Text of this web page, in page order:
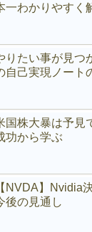
一わかりやすく
りたい事が見つ
自己実現ノート
国株大暴は予見
功から学ぶ
【NVDA】Nvidia
後の見通し